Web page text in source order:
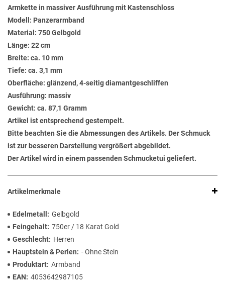
Armkette in massiver Ausführung mit Kastenschloss
Modell: Panzerarmband
Material: 750 Gelbgold
Länge: 22 cm
Breite: ca. 10 mm
Tiefe: ca. 3,1 mm
Oberfläche: glänzend, 4-seitig diamantgeschliffen
Ausführung: massiv
Gewicht: ca. 87,1 Gramm
Artikel ist entsprechend gestempelt.
Bitte beachten Sie die Abmessungen des Artikels. Der Schmuck
ist zur besseren Darstellung vergrößert abgebildet.
Der Artikel wird in einem passenden Schmucketui geliefert.
Artikelmerkmale
Edelmetall
Gelbgold
Feingehalt 750er / 18 Karat Gold
Geschlecht
Herren
Hauptstein & Perlen
- Ohne Stein
Produktart Armband
EAN
4053642987105